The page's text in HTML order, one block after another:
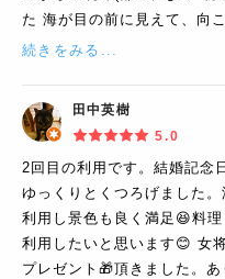
た 海が目の前に見えて、向
続きをみる...
田中英樹
5.0
2回目の利用です。結婚記念
ゆっくりとくつろげました
利用し景色も良く満足😆料
利用したいと思います😊 女
プレゼント🎁頂きました。